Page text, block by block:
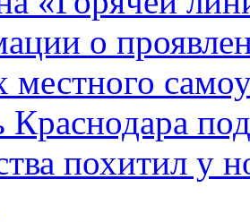
о
местного
похитил у